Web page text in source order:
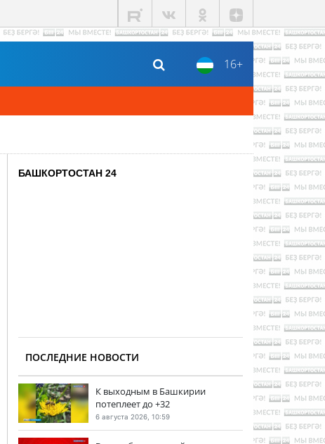
16+
БАШКОРТОСТАН 24
ПОСЛЕДНИЕ НОВОСТИ
К выходным в Башкирии
потеплеет до +32
6 августа 2026, 10:59